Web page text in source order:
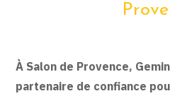
À Salon de Provence,
partenaire de confiance